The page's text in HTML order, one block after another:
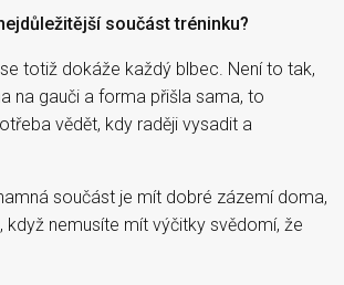
součást tréninku?
totiž dokáže každý blbec. Není to tak,
na gauči a forma přišla sama, to
vědět, kdy raději vysadit a
součást je mít dobré zázemí doma,
nemusíte mít výčitky svědomí, že